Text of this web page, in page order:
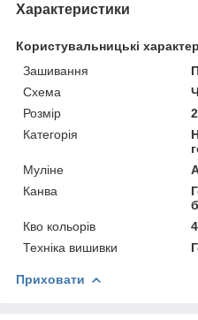
Характеристики
Користувальницькі
Зашивання
Схема
Розмір
Категорія
Муліне
Канва
Кво кольорів
Техніка вишивки
Приховати